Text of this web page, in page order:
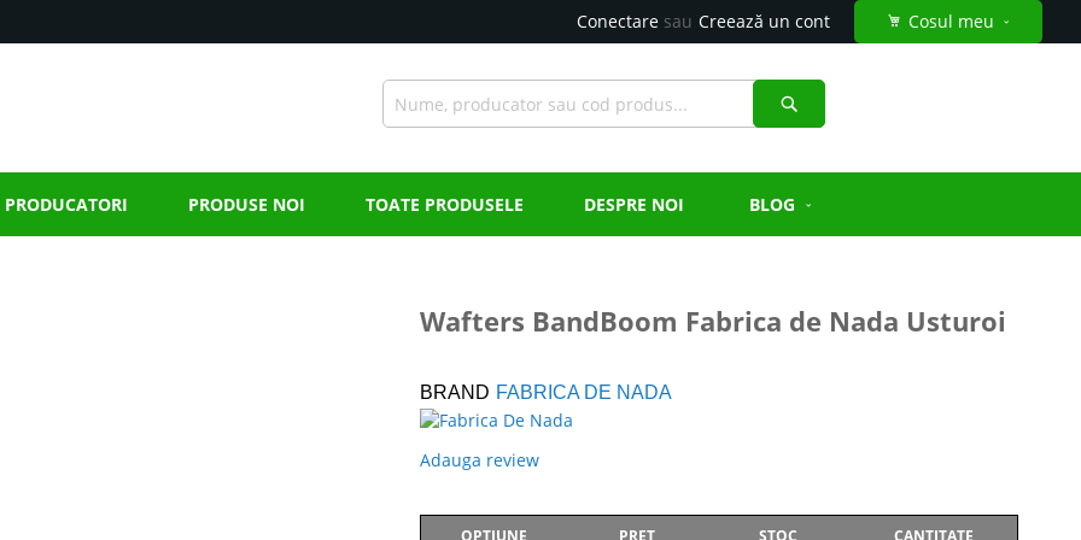
Cosul meu
Conectare Creează un cont
PRODUCATORI PRODUSE NOI TOATE PRODUSELE DESPRE NOI BLOG
Wafters BandBoom Fabrica de Nada Usturoi
BRAND FABRICA DE NADA
Adauga review
OPTIUNE PRET STOC CANTITATE